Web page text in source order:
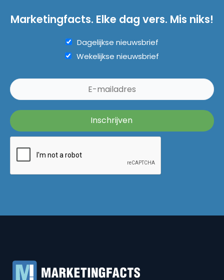
Marketingfacts. Elke dag vers. Mis niks!
Dagelijkse nieuwsbrief
Wekelijkse nieuwsbrief